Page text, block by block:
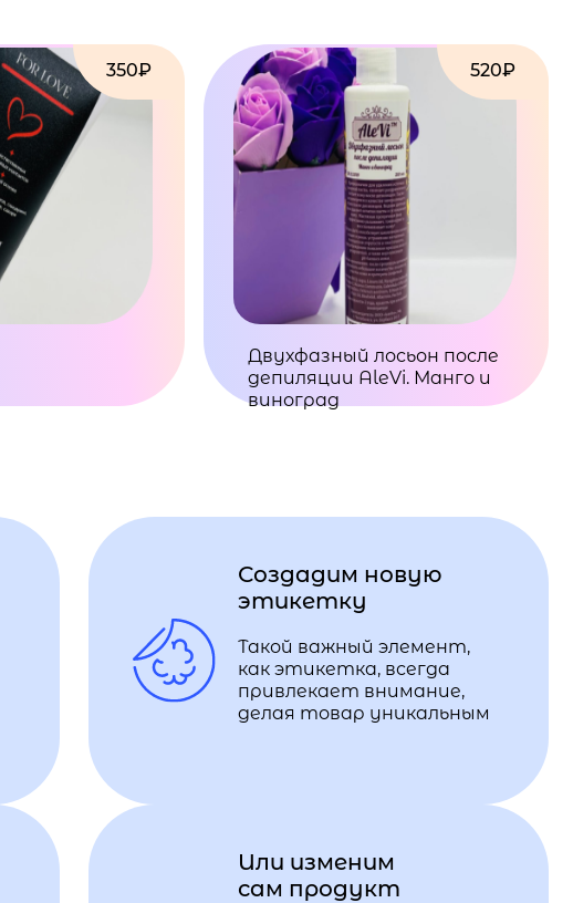
350₽ 520₽
Двухфазный лосьон после
депиляции AleVi. Манго и
виноград
Создадим новую
этикетку
Такой важный элемент,
как этикетка, всегда
привлекает внимание,
делая товар уникальным
Или изменим
сам продукт